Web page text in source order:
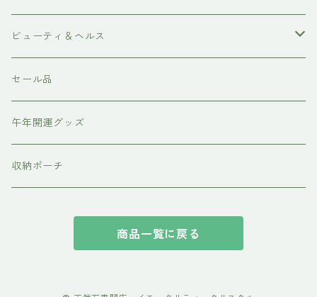
磨き
ネックレス・ペンダント
ピアス・イアリング
スピリチュアルグッズ
天然石ビーズ
天使の羽シリーズ
各種パーツ
ビューティ＆ヘルス
ドテラ doTERRA
テラヘルツ・ホルミシス
セール品
午年開運グッズ
収納ポーチ
商品一覧に戻る